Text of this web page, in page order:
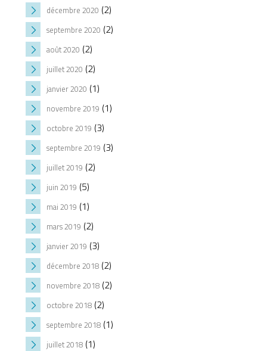
décembre 2020 (2)
septembre 2020 (2)
août 2020 (2)
juillet 2020 (2)
janvier 2020 (1)
novembre 2019 (1)
octobre 2019 (3)
septembre 2019 (3)
juillet 2019 (2)
juin 2019 (5)
mai 2019 (1)
mars 2019 (2)
janvier 2019 (3)
décembre 2018(2)
novembre 2018(2)
octobre 2018(2)
septembre 2018(1)
juillet 2018(1)